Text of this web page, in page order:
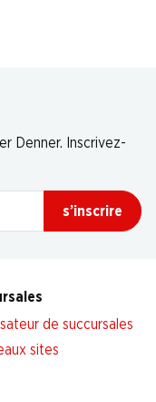
Denner. Inscrivez-
s’inscrire
de succursales
sites